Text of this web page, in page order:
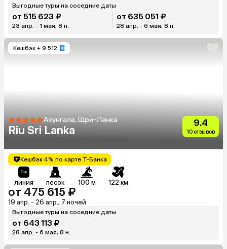
Выгодные туры на соседние даты
от 515 623 ₽
23 апр. - 1 мая, 8 н.
от 635 051 ₽
28 апр. - 6 мая, 8 н.
Кешбэк + 9 512
Ахунгала, Шри-Ланка
Riu Sri Lanka
9.4
10 отзывов
Кешбэк 4% по карте Т-Банка
линия песок 100 м 122 км
от 475 615 ₽
19 апр. - 26 апр., 7 ночей
Выгодные туры на соседние даты
от 643 113 ₽
28 апр. - 6 мая, 8 н.